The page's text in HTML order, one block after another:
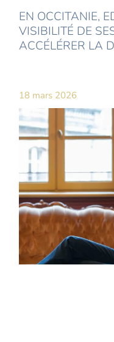
EN OCCITANIE,
VISIBILITÉ DE
ACCÉLÉRER LA
18 mars 2026